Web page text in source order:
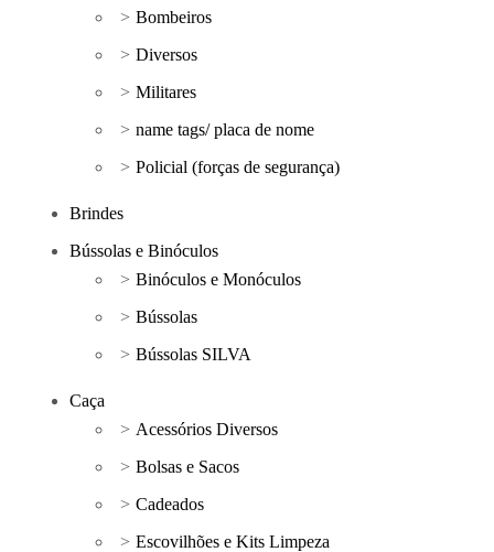
Bombeiros
Diversos
Militares
name tags/ placa de nome
Policial (forças de segurança)
Brindes
Bússolas e Binóculos
Binóculos e Monóculos
Bússolas
Bússolas SILVA
Caça
Acessórios Diversos
Bolsas e Sacos
Cadeados
Escovilhões e Kits Limpeza